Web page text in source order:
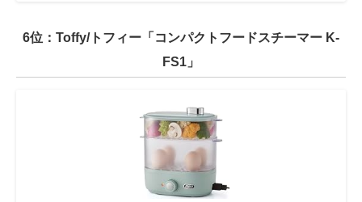
6位：Toffy/トフィー「コンパクトフードスチーマー K-
FS1」